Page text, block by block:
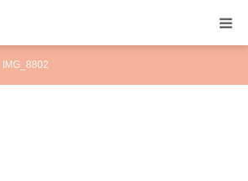
IMG_8802